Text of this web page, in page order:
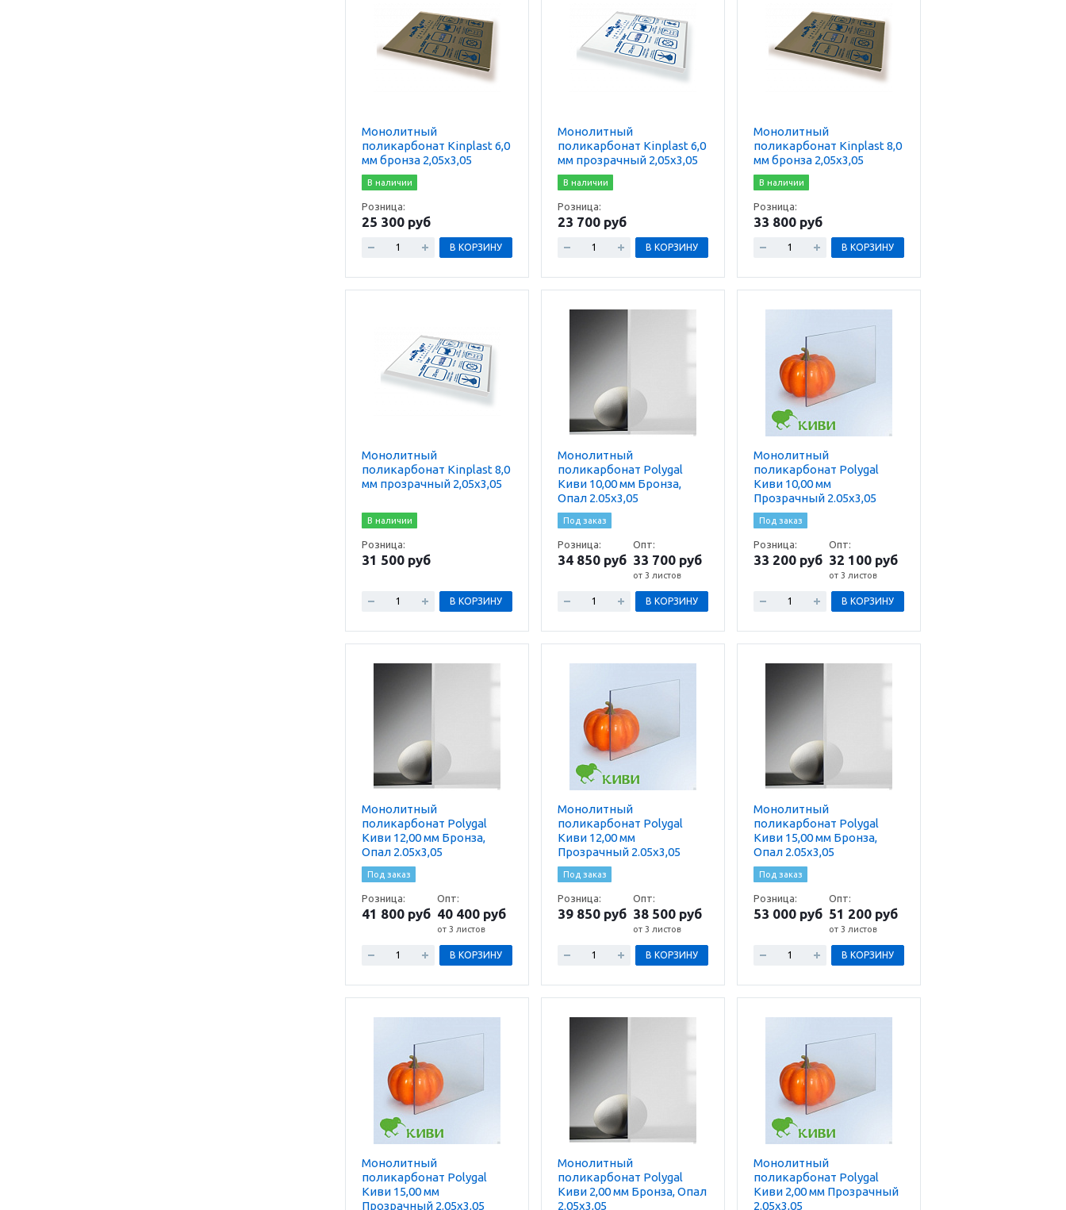
Монолитный
поликарбонат Kinplast 6,0
мм бронза 2,05х3,05
В наличии
Розница:
25 300 руб
В КОРЗИНУ
Монолитный
поликарбонат Kinplast 6,0
мм прозрачный 2,05х3,05
В наличии
Розница:
23 700 руб
В КОРЗИНУ
Монолитный
поликарбонат Kinplast 8,0
мм бронза 2,05х3,05
В наличии
Розница:
33 800 руб
В КОРЗИНУ
Монолитный
поликарбонат Kinplast 8,0
мм прозрачный 2,05х3,05
В наличии
Розница:
31 500 руб
В КОРЗИНУ
Монолитный
поликарбонат Polygal
Киви 10,00 мм Бронза,
Опал 2.05х3,05
Под заказ
Розница:
34 850 руб
Опт:
33 700 руб
от 3 листов
В КОРЗИНУ
Монолитный
поликарбонат Polygal
Киви 10,00 мм
Прозрачный 2.05х3,05
Под заказ
Розница:
33 200 руб
Опт:
32 100 руб
от 3 листов
В КОРЗИНУ
Монолитный
поликарбонат Polygal
Киви 12,00 мм Бронза,
Опал 2.05х3,05
Под заказ
Розница:
41 800 руб
Опт:
40 400 руб
от 3 листов
В КОРЗИНУ
Монолитный
поликарбонат Polygal
Киви 12,00 мм
Прозрачный 2.05х3,05
Под заказ
Розница:
39 850 руб
Опт:
38 500 руб
от 3 листов
В КОРЗИНУ
Монолитный
поликарбонат Polygal
Киви 15,00 мм Бронза,
Опал 2.05х3,05
Под заказ
Розница:
53 000 руб
Опт:
51 200 руб
от 3 листов
В КОРЗИНУ
Монолитный
поликарбонат Polygal
Киви 15,00 мм
Прозрачный 2.05х3,05
Монолитный
поликарбонат Polygal
Киви 2,00 мм Бронза, Опал
2.05х3,05
Монолитный
поликарбонат Polygal
Киви 2,00 мм Прозрачный
2.05х3,05